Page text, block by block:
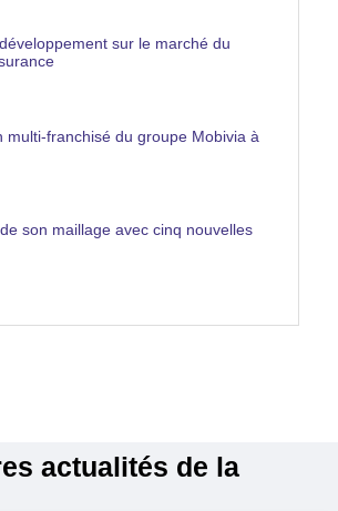
sur le marché du
multi-franchisé du groupe Mobivia à
son maillage avec cinq nouvelles
actualités de la